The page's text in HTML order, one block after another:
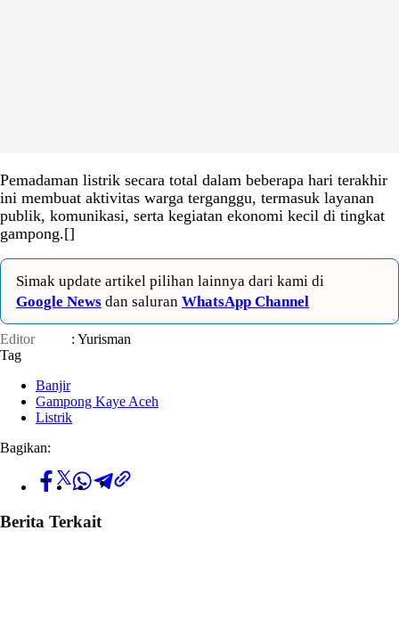
Pemadaman listrik secara total dalam beberapa hari terakhir
ini membuat aktivitas warga terganggu, termasuk layanan
publik, komunikasi, serta kegiatan ekonomi kecil di tingkat
gampong.[]
Simak update artikel pilihan lainnya dari kami di
Google News dan saluran WhatsApp Channel
Editor
: Yurisman
Tag
Banjir
Gampong Kaye Aceh
Listrik
Bagikan:
Berita Terkait